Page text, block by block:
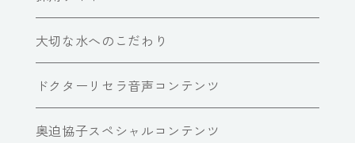
大切な水へのこだわり
ドクターリセラ音声コンテンツ
奥迫協子スペシャルコンテンツ